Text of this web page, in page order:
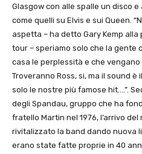
Glasgow con alle spalle un disco
come quelli su Elvis e sui Queen.
aspetta – ha detto Gary Kemp
tour – speriamo solo che la gente
casa le perplessità e che
Troveranno Ross, si, ma il sound
solo le nostre più famose hit….”.
degli Spandau, gruppo che ha
fratello Martin nel 1976, l’arrivo
rivitalizzato la band dando nuova
erano state fatte proprie in 40